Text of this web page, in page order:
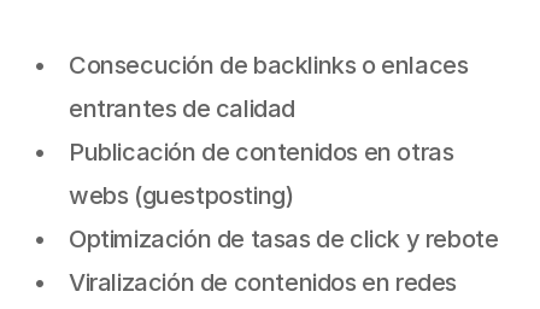
Consecución de backlinks o enlaces
entrantes de calidad
Publicación de contenidos en otras
webs (guestposting)
Optimización de tasas de click y rebote
Viralización de contenidos en redes